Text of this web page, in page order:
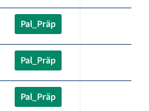
Pal_Präp
Pal_Präp
Pal_Präp